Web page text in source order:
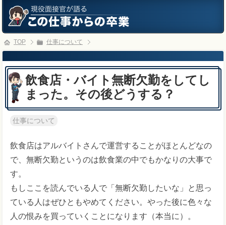
TOP 仕事について
飲食店・バイト無断欠勤をしてし
まった。その後どうする？
仕事について
飲食店はアルバイトさんで運営することがほとんどなの
で、無断欠勤というのは飲食業の中でもかなりの大事で
す。
もしここを読んでいる人で「無断欠勤したいな」と思っ
ている人はぜひともやめてください。やった後に色々な
人の恨みを買っていくことになります（本当に）。